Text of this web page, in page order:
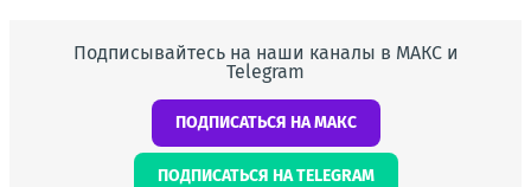
Подписывайтесь на наши каналы в МАКС и
Telegram
ПОДПИСАТЬСЯ НА МАКС
ПОДПИСАТЬСЯ НА TELEGRAM